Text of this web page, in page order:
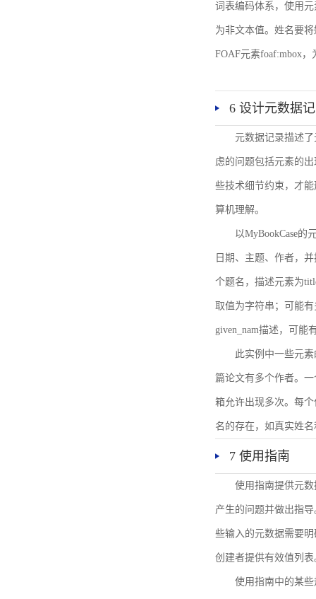
词表编码体系，使用元
为非文本值。姓名要
FOAF元素foaf:mbox，
6 设计元数据
元数据记录描述
虑的问题包括元素的
些技术细节约束，才
算机理解。
以MyBookCase的
日期、主题、作者，
个题名，描述元素为
取值为字符串；可能
given_nam描述，可能
此实例中一些元
篇论文有多个作者。
箱允许出现多次。每
名的存在，如真实姓
7 使用指南
使用指南提供元
产生的问题并做出指
些输入的元数据需要
创建者提供有效值列表
使用指南中的某